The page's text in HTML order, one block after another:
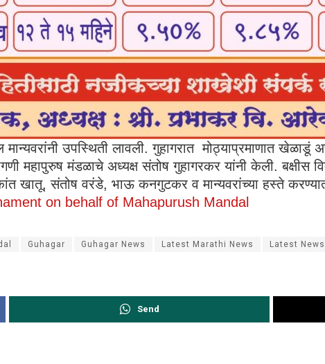
मान्यवरांनी उपस्थिती लावली. गुहागरात मोठ्याप्रमाणात
महापुरुष मंडळाचे अध्यक्ष संतोष गुहागरकर यांनी केली. बक्षीस
खातू, संतोष वरंडे, भाऊ कनगुटकर व मान्यवरांच्या हस्ते
on behalf of Mahapurush Mandal
Guhagar Guhagar News Latest Marathi News Latest News
Send